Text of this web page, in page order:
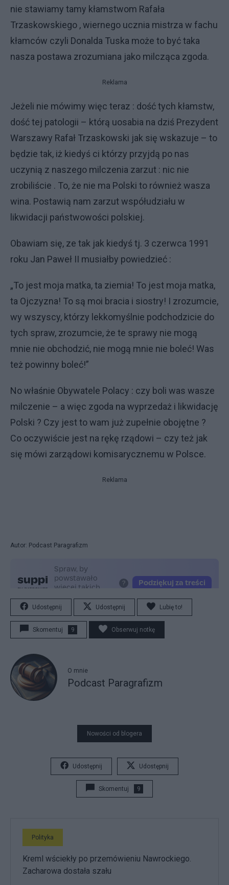
nie stawiamy tamy kłamstwom Rafała
Trzaskowskiego , wiernego ucznia mistrza w fachu
kłamców czyli Donalda Tuska może to być taka
nasza postawa zrozumiana jako milcząca zgoda.
Reklama
Jeżeli nie mówimy więc teraz : dość tych kłamstw,
dość tej patologii – którą uosabia na dziś Prezydent
Warszawy Rafał Trzaskowski jak się wskazuje – to
będzie tak, iż kiedyś ci którzy przyjdą po nas
uczynią z naszego milczenia zarzut : nic nie
zrobiliście . To, że nie ma Polski to również wasza
wina. Postawią nam zarzut współudziału w
likwidacji państwowości polskiej.
Obawiam się, ze tak jak kiedyś tj. 3 czerwca 1991
roku Jan Paweł II musiałby powiedzieć :
„To jest moja matka, ta ziemia! To jest moja matka,
ta Ojczyzna! To są moi bracia i siostry! I zrozumcie,
wy wszyscy, którzy lekkomyślnie podchodzicie do
tych spraw, zrozumcie, że te sprawy nie mogą
mnie nie obchodzić, nie mogą mnie nie boleć! Was
też powinny boleć!”
No właśnie Obywatele Polacy : czy boli was wasze
milczenie – a więc zgoda na wyprzedaż i likwidację
Polski ? Czy jest to wam już zupełnie obojętne ?
Co oczywiście jest na rękę rządowi – czy też jak
się mówi zarządowi komisarycznemu w Polsce.
Reklama
Autor: Podcast Paragrafizm
Udostępnij Udostępnij Lubię to!
Skomentuj 9 Obserwuj notkę
O mnie
Podcast Paragrafizm
Nowości od blogera
Udostępnij Udostępnij
Skomentuj 9
Polityka
Kreml wściekły po przemówieniu Nawrockiego.
Zacharowa dostała szału